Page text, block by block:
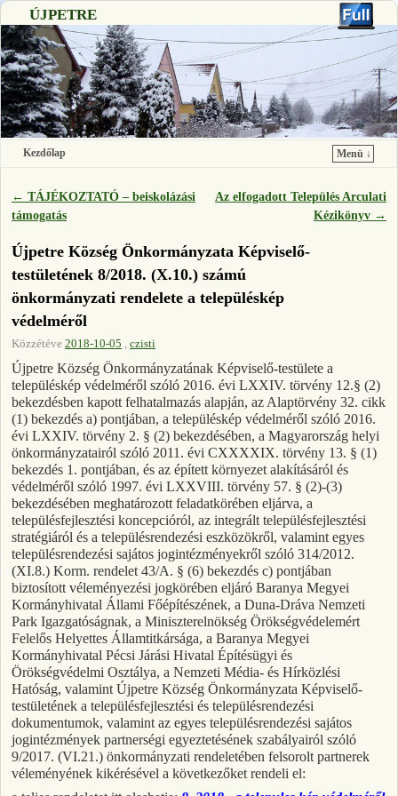
ÚJPETRE
Kezdőlap
Menü ↓
Bejegyzés navigáció
← TÁJÉKOZTATÓ – beiskolázási
támogatás
Az elfogadott Település Arculati
Kézikönyv →
Újpetre Község Önkormányzata Képviselő-
testületének 8/2018. (X.10.) számú
önkormányzati rendelete a településkép
védelméről
Közzétéve 2018-10-05 czisti
Újpetre Község Önkormányzatának Képviselő-testülete a
településkép védelméről szóló 2016. évi LXXIV. törvény 12.§ (2)
bekezdésben kapott felhatalmazás alapján, az Alaptörvény 32. cikk
(1) bekezdés a) pontjában, a településkép védelméről szóló 2016.
évi LXXIV. törvény 2. § (2) bekezdésében, a Magyarország helyi
önkormányzatairól szóló 2011. évi CXXXXIX. törvény 13. § (1)
bekezdés 1. pontjában, és az épített környezet alakításáról és
védelméről szóló 1997. évi LXXVIII. törvény 57. § (2)-(3)
bekezdésében meghatározott feladatkörében eljárva, a
településfejlesztési koncepcióról, az integrált településfejlesztési
stratégiáról és a településrendezési eszközökről, valamint egyes
településrendezési sajátos jogintézményekről szóló 314/2012.
(XI.8.) Korm. rendelet 43/A. § (6) bekezdés c) pontjában
biztosított véleményezési jogkörében eljáró Baranya Megyei
Kormányhivatal Állami Főépítészének, a Duna-Dráva Nemzeti
Park Igazgatóságnak, a Miniszterelnökség Örökségvédelemért
Felelős Helyettes Államtitkársága, a Baranya Megyei
Kormányhivatal Pécsi Járási Hivatal Építésügyi és
Örökségvédelmi Osztálya, a Nemzeti Média- és Hírközlési
Hatóság, valamint Újpetre Község Önkormányzata Képviselő-
testületének a településfejlesztési és településrendezési
dokumentumok, valamint az egyes településrendezési sajátos
jogintézmények partnerségi egyeztetésének szabályairól szóló
9/2017. (VI.21.) önkormányzati rendeletében felsorolt partnerek
véleményének kikérésével a következőket rendeli el: